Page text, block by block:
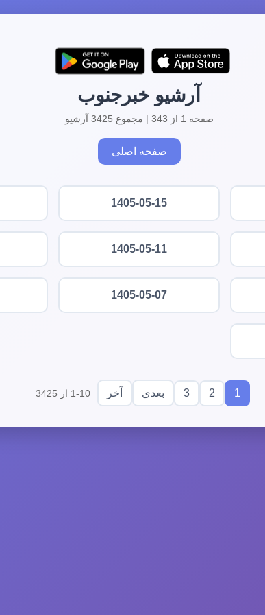
آرشیو خبرجنوب
صفحه 1 از 343 | مجموع 3425 آرشیو
صفحه اصلی
1405-05-15
1405-05-11
1405-05-07
1
2
3 بعدی آخر 1-10 از 3425